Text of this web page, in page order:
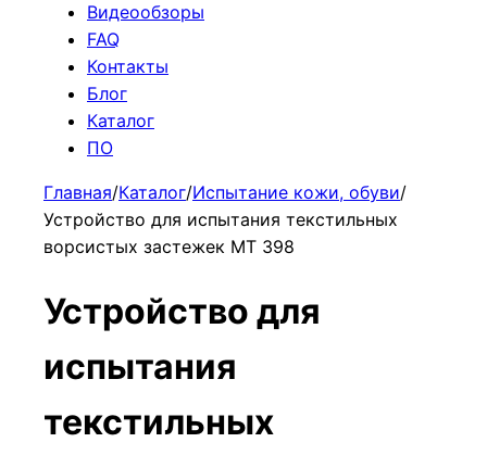
Видеообзоры
FAQ
Контакты
Блог
Каталог
ПО
Главная/Каталог/Испытание кожи, обуви/
Устройство для испытания текстильных
ворсистых застежек МТ 398
Устройство для
испытания
текстильных